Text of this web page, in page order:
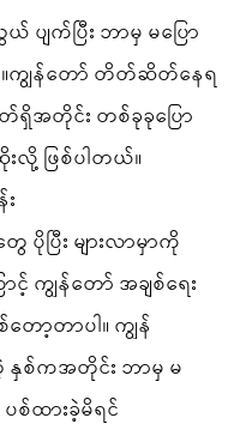
က်ပြီး ဘာမှ မပြော
ပြီ။ကျွန်တော် တိတ်ဆိတ်နေရ
ရှိအတိုင်း တစ်ခုခုပြော
လို့ ဖြစ်ပါတယ်။
ပြီး များလာမှာကို
ကျွန်တော် အချစ်ရေး
ော့တာပါ။ ကျွန်
နှစ်ကအတိုင်း ဘာမှ မ
ပစ်ထားခဲ့မိရင်